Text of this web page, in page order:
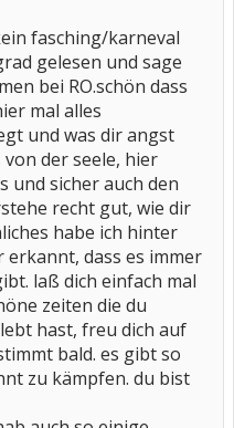
fasching/karneval
gelesen und sage
bei RO.schön dass
mal alles
und was dir angst
der seele, hier
und sicher auch den
recht gut, wie dir
habe ich hinter
dass es immer
laß dich einfach mal
zeiten die du
hast, freu dich auf
bald. es gibt so
zu kämpfen. du bist